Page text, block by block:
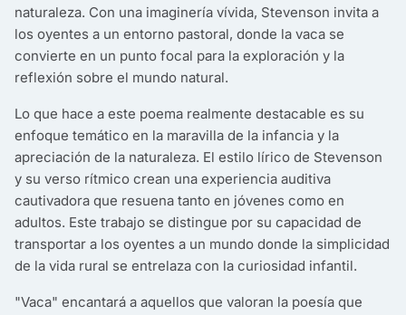
naturaleza. Con una imaginería vívida, Stevenson invita a
los oyentes a un entorno pastoral, donde la vaca se
convierte en un punto focal para la exploración y la
reflexión sobre el mundo natural.
Lo que hace a este poema realmente destacable es su
enfoque temático en la maravilla de la infancia y la
apreciación de la naturaleza. El estilo lírico de Stevenson
y su verso rítmico crean una experiencia auditiva
cautivadora que resuena tanto en jóvenes como en
adultos. Este trabajo se distingue por su capacidad de
transportar a los oyentes a un mundo donde la simplicidad
de la vida rural se entrelaza con la curiosidad infantil.
"Vaca" encantará a aquellos que valoran la poesía que